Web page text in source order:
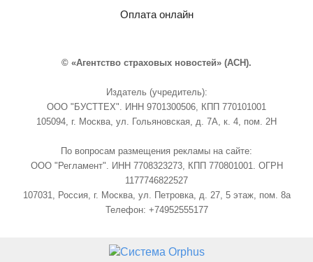
Оплата онлайн
© «Агентство страховых новостей» (АСН).
Издатель (учредитель):
ООО "БУСТТЕХ". ИНН 9701300506, КПП 770101001
105094, г. Москва, ул. Гольяновская, д. 7А, к. 4, пом. 2Н
По вопросам размещения рекламы на сайте:
ООО "Регламент". ИНН 7708323273, КПП 770801001. ОГРН
1177746822527
107031, Россия, г. Москва, ул. Петровка, д. 27, 5 этаж, пом. 8а
Телефон: +74952555177